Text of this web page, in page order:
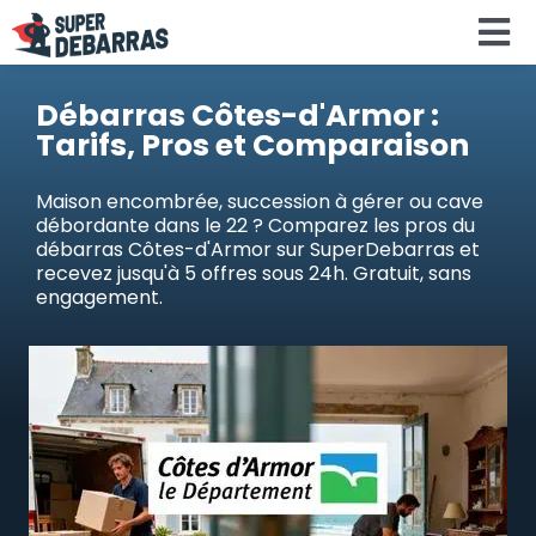
Skip
to
Accueil
Services
Régions
Search
for:
Débarras Côtes-d'Armor :
Tarifs, Pros et Comparaison
Maison encombrée, succession à gérer ou cave
débordante dans le 22 ? Comparez les pros du
débarras Côtes-d'Armor sur SuperDebarras et
recevez jusqu'à 5 offres sous 24h. Gratuit, sans
engagement.